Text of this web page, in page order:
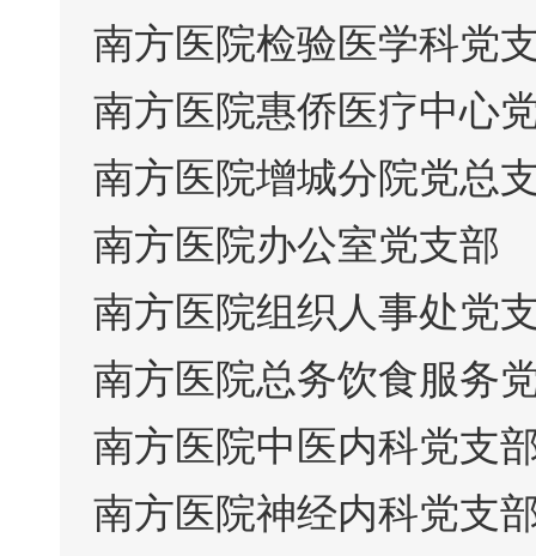
南方医院检验医学科党
南方医院惠侨医疗中心
南方医院增城分院党总
南方医院办公室党支部
南方医院组织人事处党
南方医院总务饮食服务
南方医院中医内科党支
南方医院神经内科党支